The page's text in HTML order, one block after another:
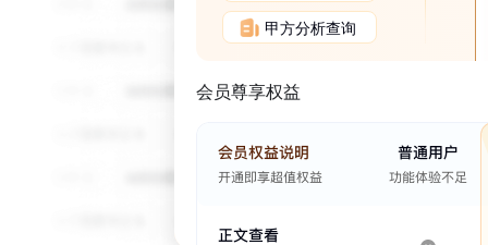
甲方分析查询
会员尊享权益